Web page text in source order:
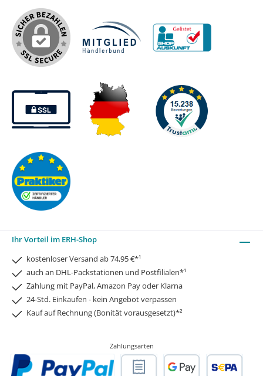
Ihr Vorteil im ERH-Shop
kostenloser Versand ab 74,95 €*¹
auch an DHL-Packstationen und Postfilialen*¹
Zahlung mit PayPal, Amazon Pay oder Klarna
24-Std. Einkaufen - kein Angebot verpassen
Kauf auf Rechnung (Bonität vorausgesetzt)*²
Zahlungsarten